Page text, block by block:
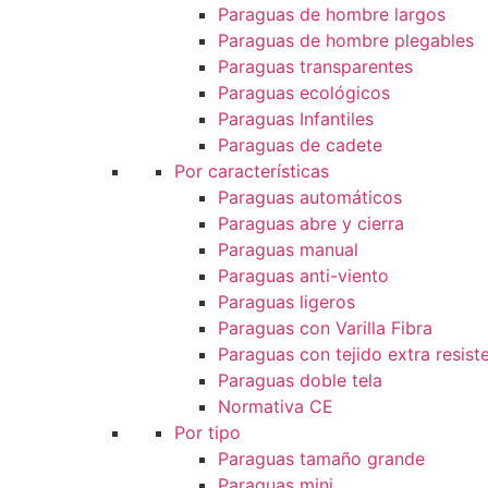
Paraguas de hombre largos
Paraguas de hombre plegables
Paraguas transparentes
Paraguas ecológicos
Paraguas Infantiles
Paraguas de cadete
Por características
Paraguas automáticos
Paraguas abre y cierra
Paraguas manual
Paraguas anti-viento
Paraguas ligeros
Paraguas con Varilla Fibra
Paraguas con tejido extra
Paraguas doble tela
Normativa CE
Por tipo
Paraguas tamaño grande